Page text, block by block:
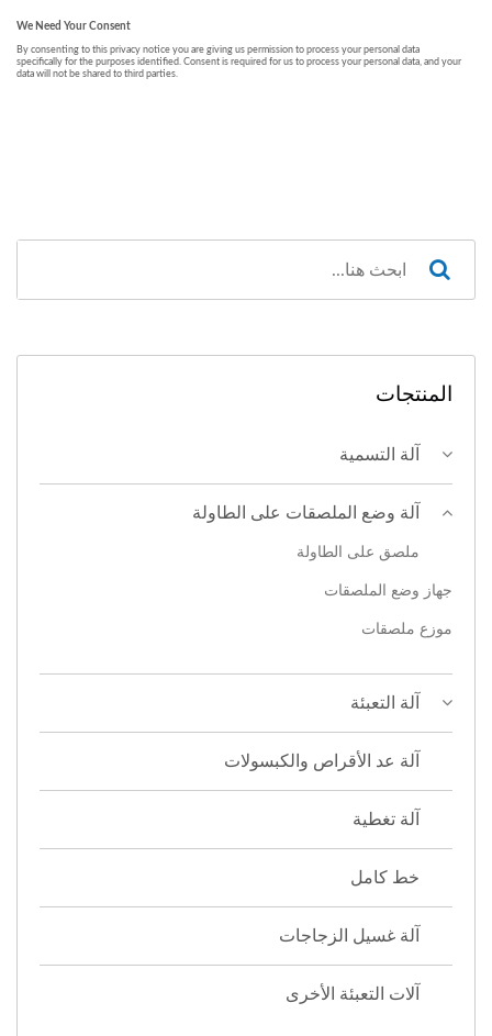
المنتجات
آلة التسمية
آلة وضع الملصقات على الطاولة
ملصق على الطاولة
جهاز وضع الملصقات
موزع ملصقات
آلة التعبئة
آلة عد الأقراص والكبسولات
آلة تغطية
خط كامل
آلة غسيل الزجاجات
آلات التعبئة الأخرى